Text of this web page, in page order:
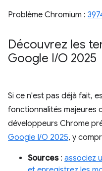
Problème Chromium :
Découvrez les
Google I/O 2025
Si ce n'est pas déjà fait,
fonctionnalités majeures
développeurs Chrome
Google I/O 2025, y
Sources: associez